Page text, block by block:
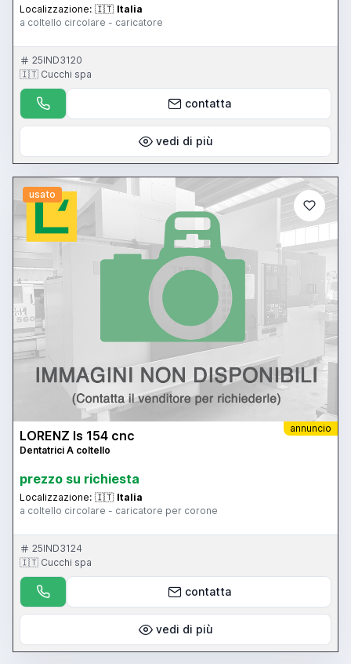
Localizzazione: 🇮🇹 Italia
a coltello circolare - caricatore
25IND3120
🇮🇹 Cucchi spa
contatta
vedi di più
usato
annuncio
LORENZ ls 154 cnc
Dentatrici A coltello
prezzo su richiesta
Localizzazione: 🇮🇹 Italia
a coltello circolare - caricatore per corone
25IND3124
🇮🇹 Cucchi spa
contatta
vedi di più